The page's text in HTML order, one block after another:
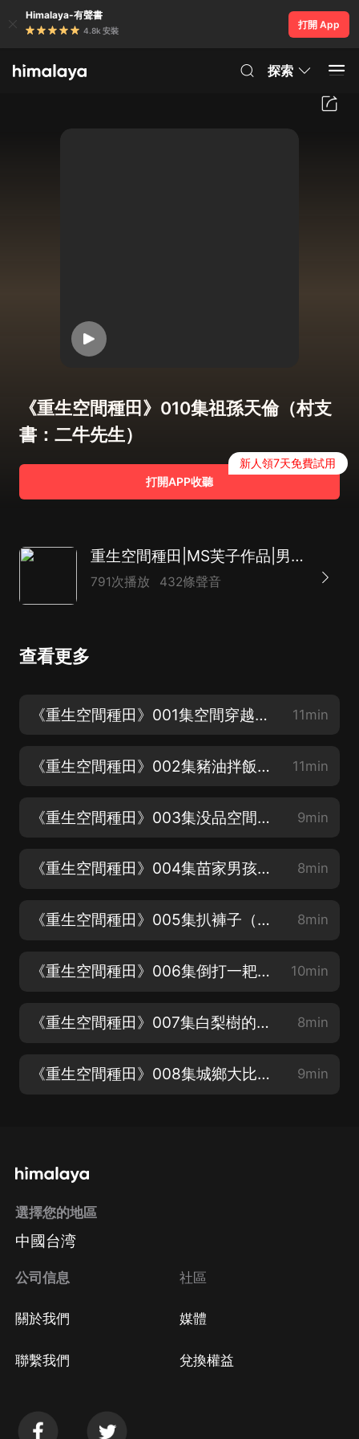
Himalaya-有聲書
4.8k 安裝
打開 App
探索
《重生空間種田》010集祖孫天倫（村支
書：二牛先生）
打開APP收聽
新人領7天免費試用
重生空間種田|MS芙子作品|男女雙穿越|多人有聲劇
791次播放 432條聲音
查看更多
《重生空間種田》001集空間穿越（小仙：黛月）訂閱專輯五星優質好評領紅包咯！ 11min
《重生空間種田》002集豬油拌飯（諸時軍：大飛） 11min
《重生空間種田》003集没品空間（雲冠子：大人小黑） 9min
《重生空間種田》004集苗家男孩（蓮嫂：青墨私音） 8min
《重生空間種田》005集扒褲子（旁白：紅櫻桃） 8min
《重生空間種田》006集倒打一耙（村長：金華世界） 10min
《重生空間種田》007集白梨樹的秘密（伊巴爾：笙夜時間） 8min
《重生空間種田》008集城鄉大比拚（冶子媽：黑魚） 9min
選擇您的地區
中國台湾
公司信息
關於我們
聯繫我們
社區
媒體
兌換權益